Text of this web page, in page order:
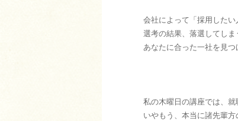
会社によって「採用したい
選考の結果、落選してしま
あなたに合った一社を見つ
私の木曜日の講座では、
いやもう、本当に諸先輩方